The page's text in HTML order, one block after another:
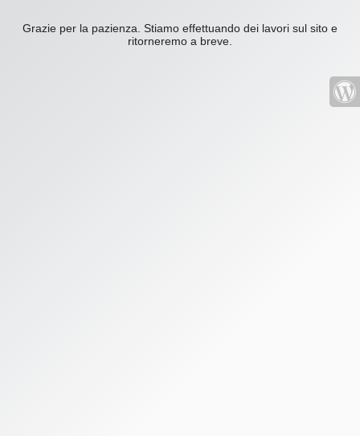
Grazie per la pazienza. Stiamo effettuando dei lavori sul sito e
ritorneremo a breve.